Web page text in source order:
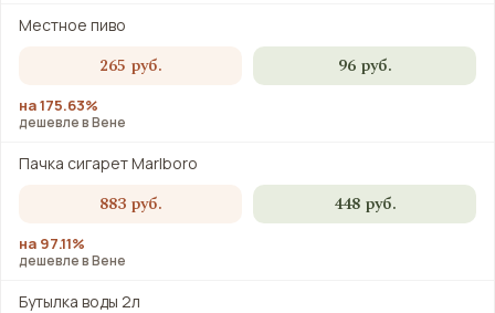
Местное пиво
265 руб. 96 руб.
на 175.63%
дешевле в Вене
Пачка сигарет Marlboro
883 руб. 448 руб.
на 97.11%
дешевле в Вене
Бутылка воды 2л